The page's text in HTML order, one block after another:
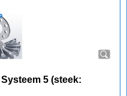
5 (steek: